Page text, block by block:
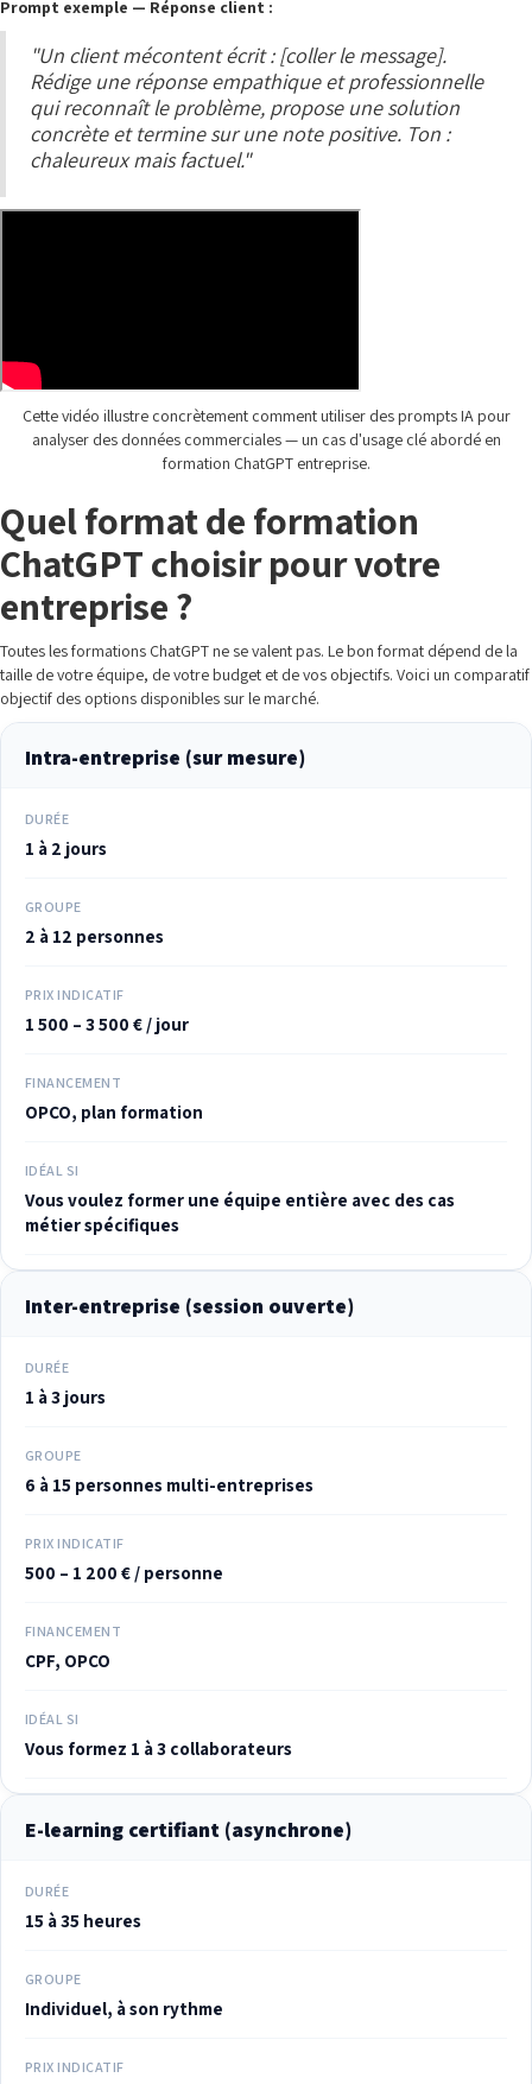
Prompt exemple — Réponse client :
"Un client mécontent écrit : [coller le message].
Rédige une réponse empathique et professionnelle
qui reconnaît le problème, propose une solution
concrète et termine sur une note positive. Ton :
chaleureux mais factuel."
Cette vidéo illustre concrètement comment utiliser des prompts IA pour
analyser des données commerciales — un cas d'usage clé abordé en
formation ChatGPT entreprise.
Quel format de formation
ChatGPT choisir pour votre
entreprise ?
Toutes les formations ChatGPT ne se valent pas. Le bon format dépend de la
taille de votre équipe, de votre budget et de vos objectifs. Voici un comparatif
objectif des options disponibles sur le marché.
Intra-entreprise (sur mesure)
DURÉE
1 à 2 jours
GROUPE
2 à 12 personnes
PRIX INDICATIF
1 500 – 3 500 € / jour
FINANCEMENT
OPCO, plan formation
IDÉAL SI
Vous voulez former une équipe entière avec des cas
métier spécifiques
Inter-entreprise (session ouverte)
DURÉE
1 à 3 jours
GROUPE
6 à 15 personnes multi-entreprises
PRIX INDICATIF
500 – 1 200 € / personne
FINANCEMENT
CPF, OPCO
IDÉAL SI
Vous formez 1 à 3 collaborateurs
E-learning certifiant (asynchrone)
DURÉE
15 à 35 heures
GROUPE
Individuel, à son rythme
PRIX INDICATIF